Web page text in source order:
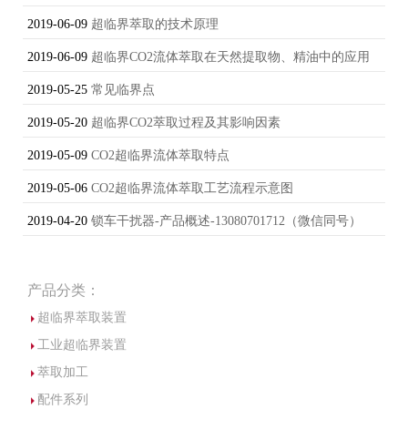
2019-06-09 超临界萃取的技术原理
2019-06-09 超临界CO2流体萃取在天然提取物、精油中的应用
2019-05-25 常见临界点
2019-05-20 超临界CO2萃取过程及其影响因素
2019-05-09 CO2超临界流体萃取特点
2019-05-06 CO2超临界流体萃取工艺流程示意图
2019-04-20 锁车干扰器-产品概述-13080701712（微信同号）
产品分类：
超临界萃取装置
工业超临界装置
萃取加工
配件系列